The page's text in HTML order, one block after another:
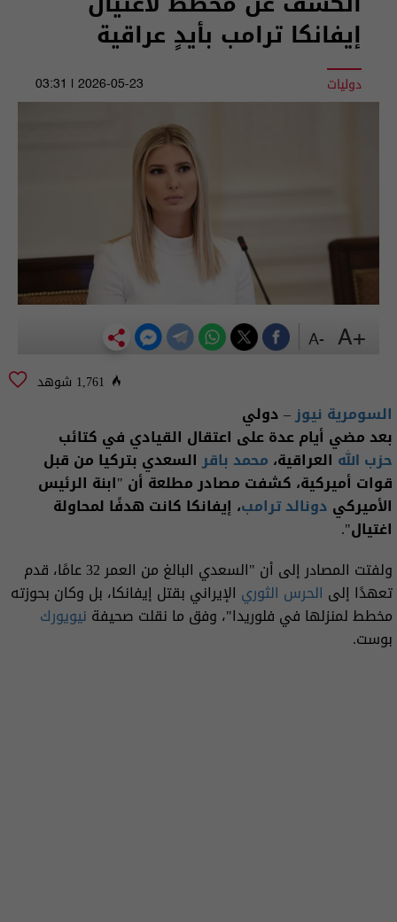
إيفانكا ترامب بأيدٍ عراقية
دوليات 2026-05-23 | 03:31
1,761 شوهد
السومرية نيوز– دولي
بعد مضي أيام عدة على اعتقال القيادي في كتائب
حزب الله العراقية، محمد باقر السعدي بتركيا من قبل
قوات أميركية، كشفت مصادر مطلعة أن "ابنة الرئيس
الأميركي دونالد ترامب، إيفانكا كانت هدفًا لمحاولة
اغتيال".
ولفتت المصادر إلى أن "السعدي البالغ من العمر 32 عامًا، قدم
تعهدًا إلى الحرس الثوري الإيراني بقتل إيفانكا، بل وكان بحوزته
مخطط لمنزلها في فلوريدا"، وفق ما نقلت صحيفة نيويورك
بوست.
+A
-A